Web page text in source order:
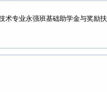
术专业永强班基础助学金与奖励扶